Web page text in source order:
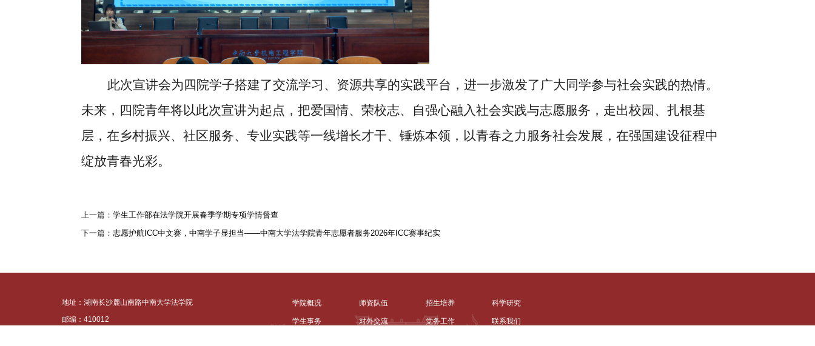
此次宣讲会为四院学子搭建了交流学习、资源共享的实践平台，进一步激发了广大同学参与社会实践的热情。
未来，四院青年将以此次宣讲为起点，把爱国情、荣校志、自强心融入社会实践与志愿服务，走出校园、扎根基
层，在乡村振兴、社区服务、专业实践等一线增长才干、锤炼本领，以青春之力服务社会发展，在强国建设征程中
绽放青春光彩。
上一篇：学生工作部在法学院开展春季学期专项学情督查
下一篇：志愿护航ICC中文赛，中南学子显担当——中南大学法学院青年志愿者服务2026年ICC赛事纪实
地址：湖南长沙麓山南路中南大学法学院
邮编：410012
学院概况 师资队伍 招生培养 科学研究
学生事务 对外交流 党务工作 联系我们